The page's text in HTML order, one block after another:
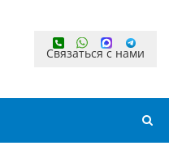
Связаться с нами